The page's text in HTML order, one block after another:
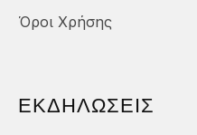
Όροι Χρήσης
ΕΚΔΗΛΏΣΕΙΣ